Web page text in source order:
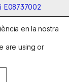
de Cookies
en la nostra
are using or